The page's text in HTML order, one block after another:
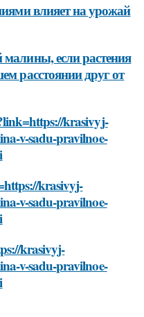
влияет на урожай
если растения
расстоянии друг от
krasivyj-
v-sadu-pravilnoe-
krasivyj-
v-sadu-pravilnoe-
krasivyj-
v-sadu-pravilnoe-